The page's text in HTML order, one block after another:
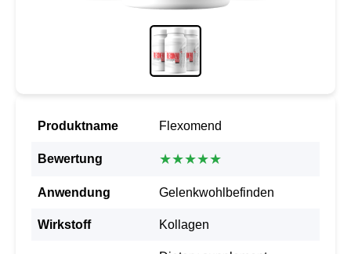
Produktname Flexomend
Bewertung ★★★★★
Anwendung Gelenkwohlbefinden
Wirkstoff Kollagen